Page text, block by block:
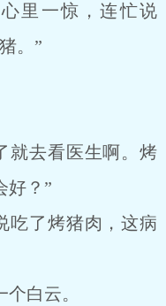
里一惊，连忙说
。”
去看医生啊。烤
好？”
了烤猪肉，这病
白云。